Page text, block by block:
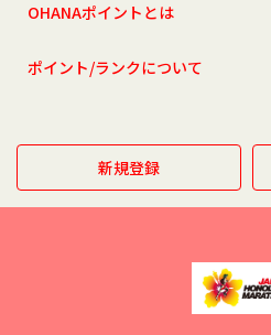
OHANAポイントとは
ポイント/ランクについて
新規登録